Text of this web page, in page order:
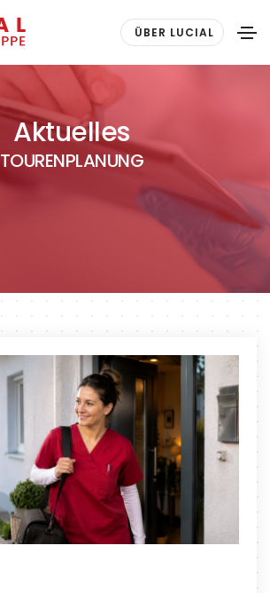
ÜBER LUCIAL
Aktuelles
TOURENPLANUNG